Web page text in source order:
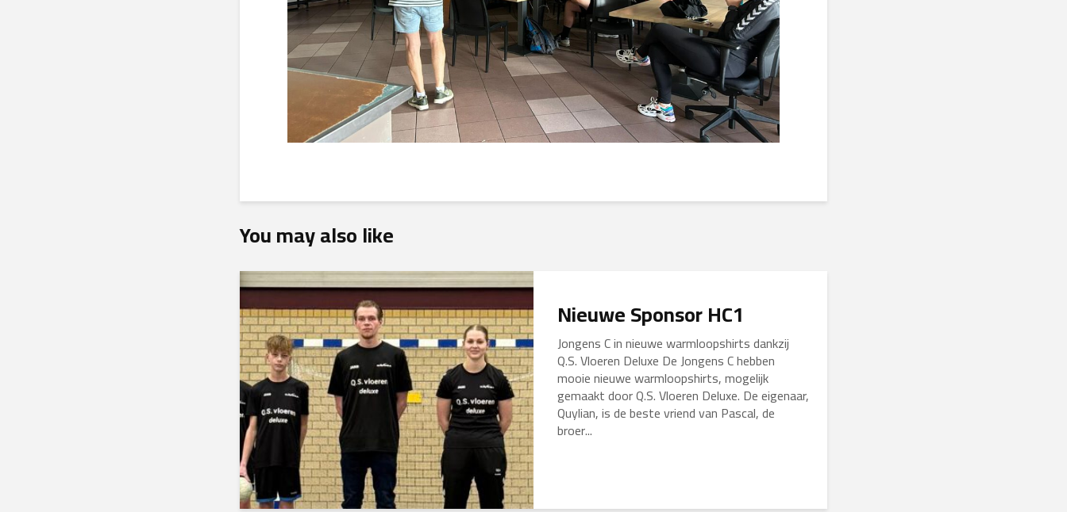
You may also like
Nieuwe Sponsor HC1
Jongens C in nieuwe warmloopshirts dankzij
Q.S. Vloeren Deluxe De Jongens C hebben
mooie nieuwe warmloopshirts, mogelijk
gemaakt door Q.S. Vloeren Deluxe. De eigenaar,
Quylian, is de beste vriend van Pascal, de
broer...